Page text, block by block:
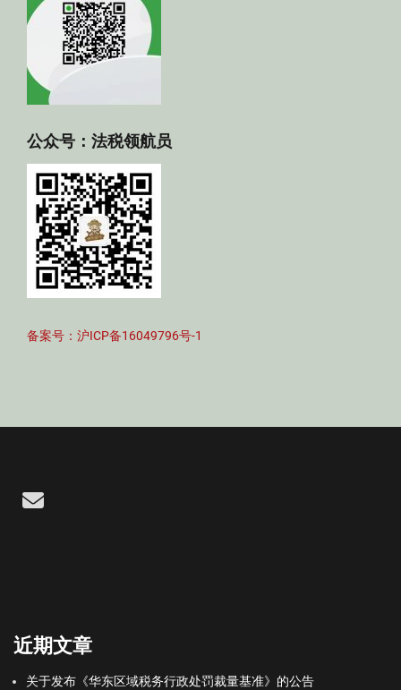
公众号：法税领航员
备案号：沪ICP备16049796号-1
Email
近期文章
关于发布《华东区域税务行政处罚裁量基准》的公告